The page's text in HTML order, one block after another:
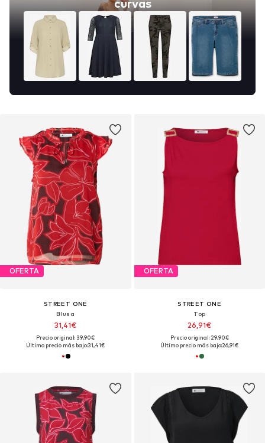
curvas
OFERTA
STREET ONE
Blusa
31,41€
Precio original: 39,90€
Último precio más bajo:31,41€
OFERTA
STREET ONE
Top
26,91€
Precio original: 29,90€
Último precio más bajo:26,91€